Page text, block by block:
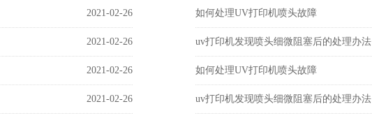
2021-02-26 如何处理UV打印机喷头故障
2021-02-26 uv打印机发现喷头细微阻塞后的处理办法
2021-02-26 如何处理UV打印机喷头故障
2021-02-26 uv打印机发现喷头细微阻塞后的处理办法